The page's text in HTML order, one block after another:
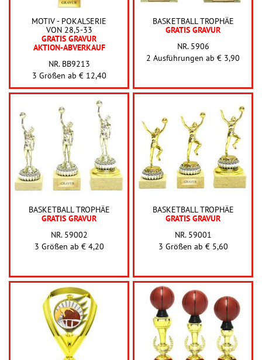
MOTIV - POKALSERIE
VON 28,5-33
GRATIS GRAVUR
AKTION-ABVERKAUF
NR. BB9213
3 Größen ab € 12,40
BASKETBALL TROPHÄE
GRATIS GRAVUR
NR. 5906
2 Ausführungen ab € 3,90
BASKETBALL TROPHÄE
GRATIS GRAVUR
NR. 59002
3 Größen ab € 4,20
BASKETBALL TROPHÄE
GRATIS GRAVUR
NR. 59001
3 Größen ab € 5,60